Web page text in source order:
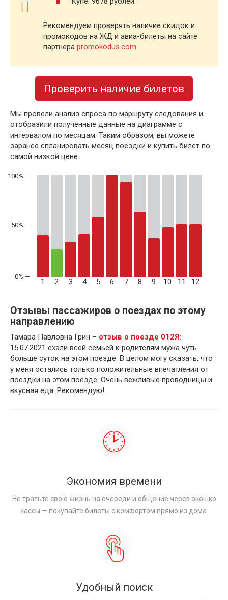
Рекомендуем проверять наличие скидок и
промокодов на ЖД и авиа-билеты на сайте
партнера promokodus.com
Проверить наличие билетов
Мы провели анализ спроса по маршруту следования и
отобразили полученные данные на диаграмме с
интервалом по месяцам. Таким образом, вы можете
заранее спланировать месяц поездки и купить билет по
самой низкой цене.
50% —
1 2 3 4 5 6 7 8 9 10 11 12
Отзывы пассажиров о поездах по этому
направлению
Тамара Павловна Грин – отзыв о поезде 012Я:
15.07.2021 ехали всей семьей к родителям мужа чуть
больше суток на этом поезде. В целом могу сказать, что
у меня остались только положительные впечатления от
поездки на этом поезде. Очень вежливые проводницы и
вкусная еда. Рекомендую!
Экономия времени
Не тратьте свою жизнь на очереди и общение через окошко
кассы — покупайте билеты с комфортом прямо из дома.
Удобный поиск